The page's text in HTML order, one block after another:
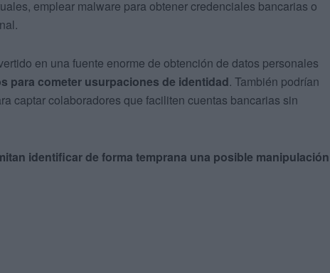
emplear malware para obtener credenciales bancarias o
en una fuente enorme de obtención de datos personales
para cometer usurpaciones de identidad. También podrían
captar colaboradores que faciliten cuentas bancarias sin
identificar de forma temprana una posible manipulación